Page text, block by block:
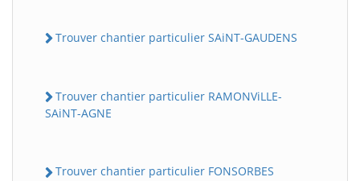
Trouver chantier particulier SAiNT-GAUDENS
Trouver chantier particulier RAMONViLLE-
SAiNT-AGNE
Trouver chantier particulier FONSORBES